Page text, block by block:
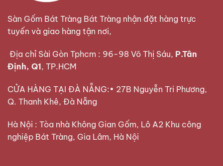
Sàn Gốm Bát Tràng Bát Tràng nhận đặt hàng trực
tuyến và giao hàng tận nơi,
Địa chỉ Sài Gòn Tphcm : 96-98 Võ Thị Sáu, P.Tân
Định, Q1, TP.HCM
CỬA HÀNG TẠI ĐÀ NẴNG:• 27B Nguyễn Tri Phương,
Q. Thanh Khê, Đà Nẵng
Hà Nội : Tòa nhà Không Gian Gốm, Lô A2 Khu công
nghiệp Bát Tràng, Gia Lâm, Hà Nội